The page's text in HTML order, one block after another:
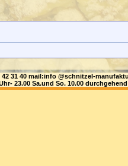
42 31 40 mail:info @schnitzel-
23.00 Sa.und So. 10.00